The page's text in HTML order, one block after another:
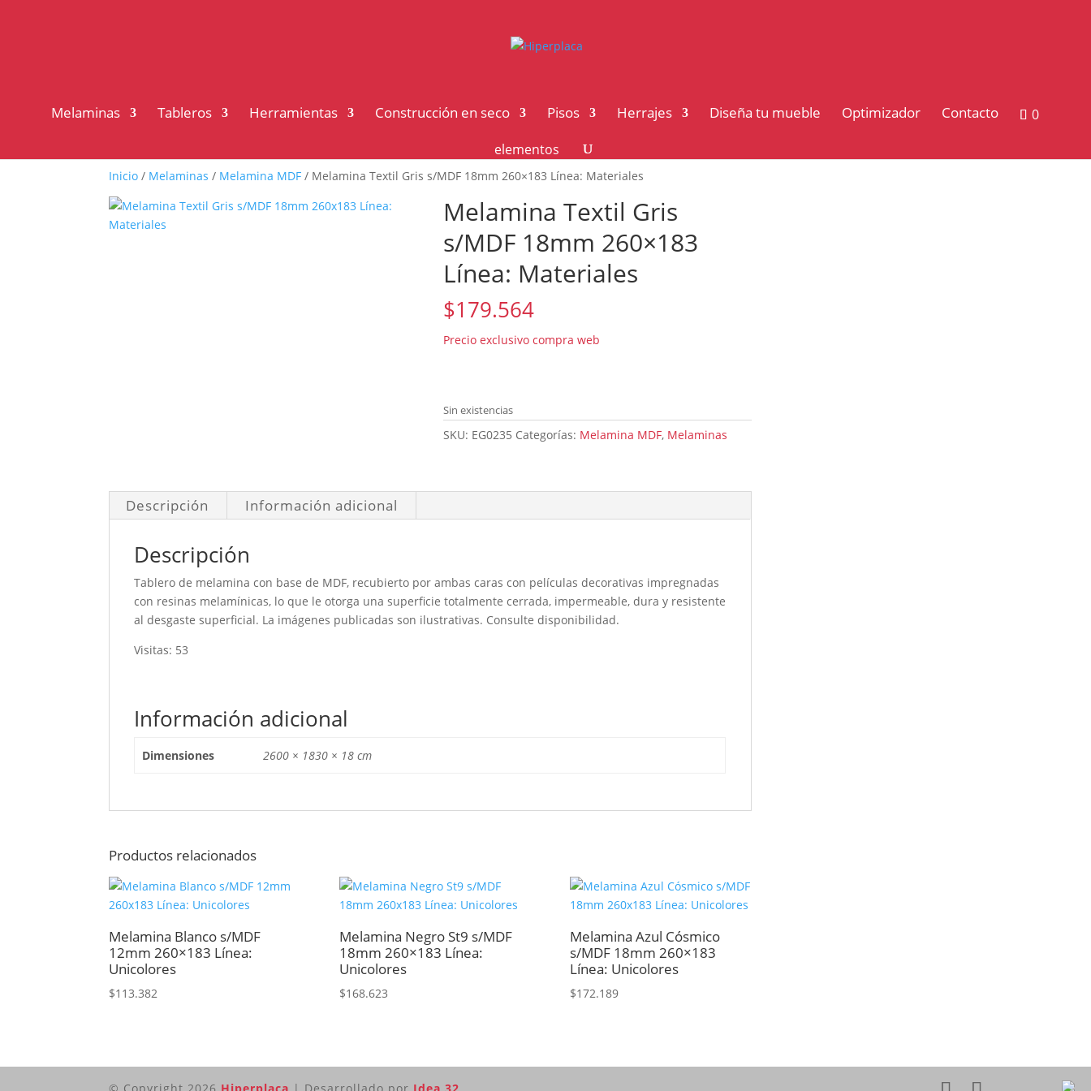
Melaminas Tableros Herramientas Construcción en seco Pisos Herrajes Diseña tu mueble Optimizador Contacto
0
elementos
Inicio / Melaminas / Melamina MDF / Melamina Textil Gris s/MDF 18mm 260×183 Línea: Materiales
Melamina Textil Gris
s/MDF 18mm 260×183
Línea: Materiales
$179.564
Sin existencias
SKU: EG0235 Categorías: Melamina MDF, Melaminas
Descripción Información adicional
Descripción
Tablero de melamina con base de MDF, recubierto por ambas caras con películas decorativas impregnadas
con resinas melamínicas, lo que le otorga una superficie totalmente cerrada, impermeable, dura y resistente
al desgaste superficial. La imágenes publicadas son ilustrativas. Consulte disponibilidad.
Visitas: 53
Información adicional
Dimensiones 2600 × 1830 × 18 cm
Productos relacionados
Melamina Blanco s/MDF
12mm 260×183 Línea:
Unicolores
$113.382
Melamina Negro St9 s/MDF
18mm 260×183 Línea:
Unicolores
$168.623
Melamina Azul Cósmico
s/MDF 18mm 260×183
Línea: Unicolores
$172.189